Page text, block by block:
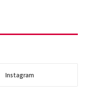
Instagram